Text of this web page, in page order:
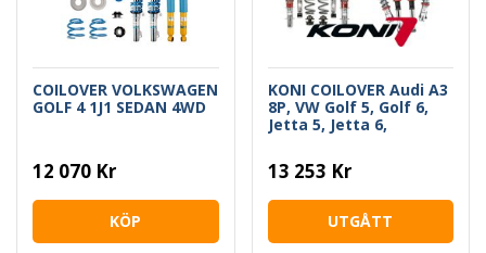
COILOVER VOLKSWAGEN
GOLF 4 1J1 SEDAN 4WD
12 070 Kr
KÖP
KONI COILOVER Audi A3
8P, VW Golf 5, Golf 6,
Jetta 5, Jetta 6,
13 253 Kr
UTGÅTT